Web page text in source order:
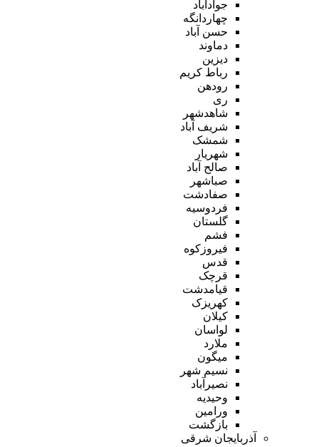
جوادآباد
چهاردانگه
حسن آباد
دماوند
دیزین
رباط کریم
رودهن
ری
شاهدشهر
شریف آباد
شمشک
شهریار
صالح آباد
صباشهر
صفادشت
فردوسیه
گلستان
فشم
فیروزکوه
قدس
قرچک
قیامدشت
کهریزک
کیلان
لواسان
ملارد
میگون
نسیم شهر
نصیرآباد
وحیدیه
ورامین
بازگشت
آذربایجان شرقی